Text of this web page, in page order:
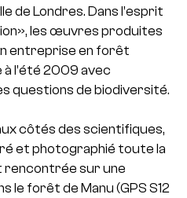
de Londres. Dans l’esprit
les œuvres produites
entreprise en forêt
l’été 2009 avec
questions de biodiversité.
côtés des scientifiques,
et photographié toute la
rencontrée sur une
le forêt de Manu (GPS S12